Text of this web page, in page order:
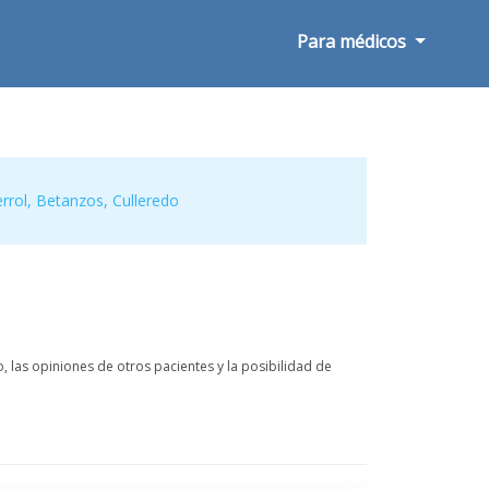
Para médicos
, Betanzos,Culleredo
las opiniones de otros pacientes y la posibilidad de